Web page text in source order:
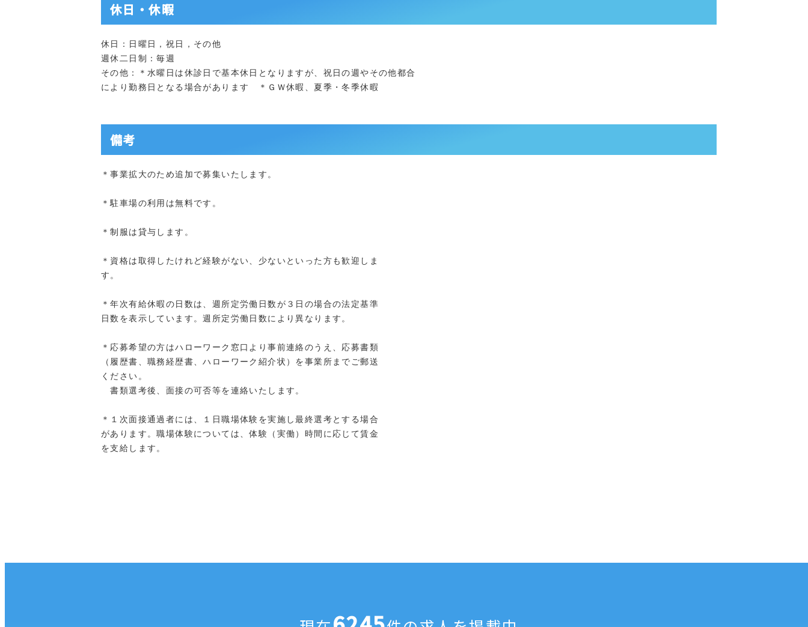
休日・休暇
休日：日曜日，祝日，その他
週休二日制：毎週
その他：＊水曜日は休診日で基本休日となりますが、祝日の週やその他都合
により勤務日となる場合があります ＊ＧＷ休暇、夏季・冬季休暇
備考
＊事業拡大のため追加で募集いたします。
＊駐車場の利用は無料です。
＊制服は貸与します。
＊資格は取得したけれど経験がない、少ないといった方も歓迎しま
す。
＊年次有給休暇の日数は、週所定労働日数が３日の場合の法定基準
日数を表示しています。週所定労働日数により異なります。
＊応募希望の方はハローワーク窓口より事前連絡のうえ、応募書類
（履歴書、職務経歴書、ハローワーク紹介状）を事業所までご郵送
ください。
書類選考後、面接の可否等を連絡いたします。
＊１次面接通過者には、１日職場体験を実施し最終選考とする場合
があります。職場体験については、体験（実働）時間に応じて賃金
を支給します。